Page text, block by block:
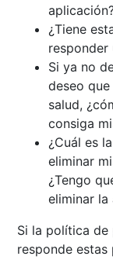
¿Tiene
responder
Si ya no
deseo
salud,
consiga
¿Cuál es
eliminar
¿Tengo
eliminar
Si la política
responde